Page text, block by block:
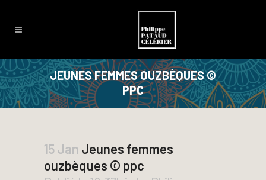
JEUNES FEMMES OUZBÈQUES ©
PPC
15 Jan Jeunes femmes
ouzbèques © ppc